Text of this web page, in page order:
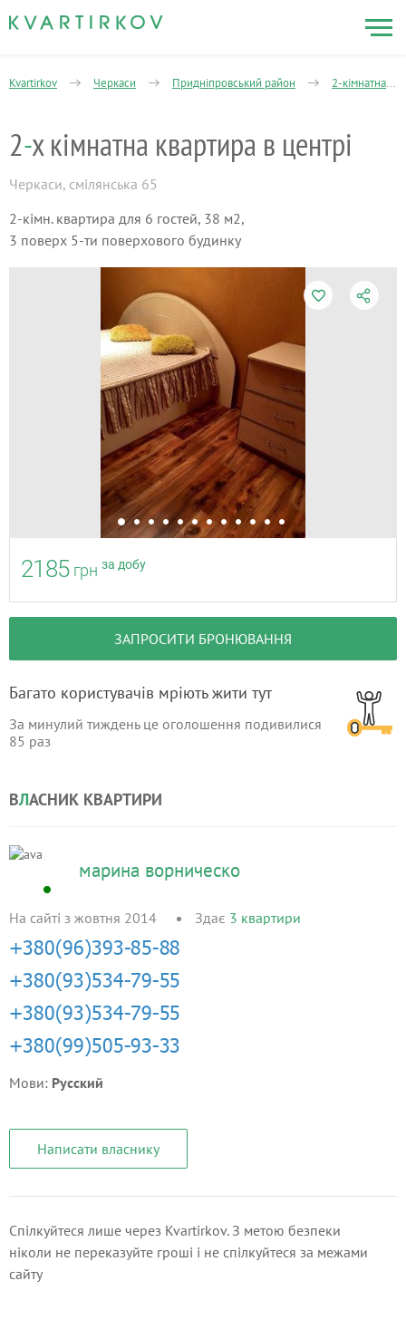
Kvartirkov Черкаси Придніпровський район 2-кімнатна
2-х кімнатна квартира в центрі
Черкаси, смілянська 65
2-кімн. квартира для 6 гостей, 38 м2,
3 поверх 5-ти поверхового будинку
2185 грн за добу
ЗАПРОСИТИ БРОНЮВАННЯ
Багато користувачів мріють жити тут
За минулий тиждень це оголошення подивилися
85 раз
ВЛАСНИК КВАРТИРИ
марина ворническо
На сайті з жовтня 2014 Здає 3 квартири
Мови: Русский
Написати власнику
Спілкуйтеся лише через Kvartirkov. З метою безпеки
ніколи не переказуйте гроші і не спілкуйтеся за межами
сайту